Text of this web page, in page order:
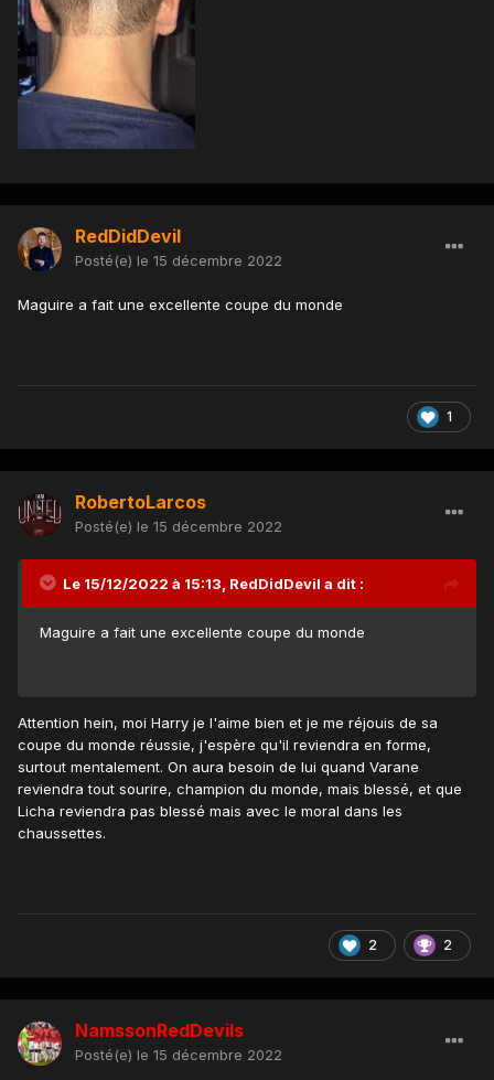
RedDidDevil
Posté(e) le 15 décembre 2022
Maguire a fait une excellente coupe du monde
1
RobertoLarcos
Posté(e) le 15 décembre 2022
Le 15/12/2022 à 15:13, RedDidDevil a dit :
Maguire a fait une excellente coupe du monde
Attention hein, moi Harry je l'aime bien et je me réjouis de sa
coupe du monde réussie, j'espère qu'il reviendra en forme,
surtout mentalement. On aura besoin de lui quand Varane
reviendra tout sourire, champion du monde, mais blessé, et que
Licha reviendra pas blessé mais avec le moral dans les
chaussettes.
2 2
NamssonRedDevils
Posté(e) le 15 décembre 2022